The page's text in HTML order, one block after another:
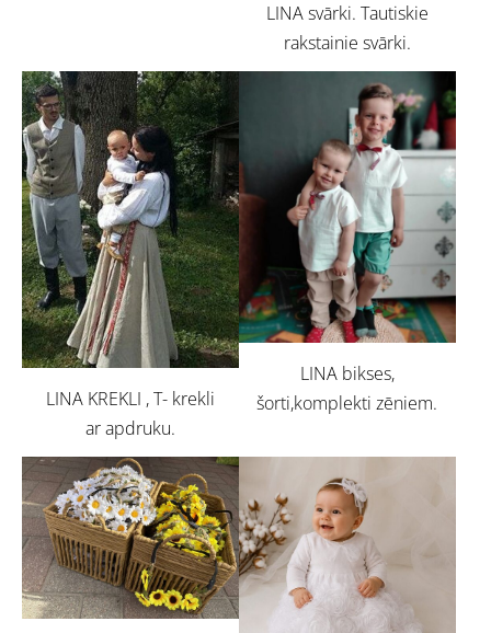
LINA svārki. Tautiskie
rakstainie svārki.
LINA KREKLI , T- krekli
ar apdruku.
LINA bikses,
šorti,komplekti zēniem.